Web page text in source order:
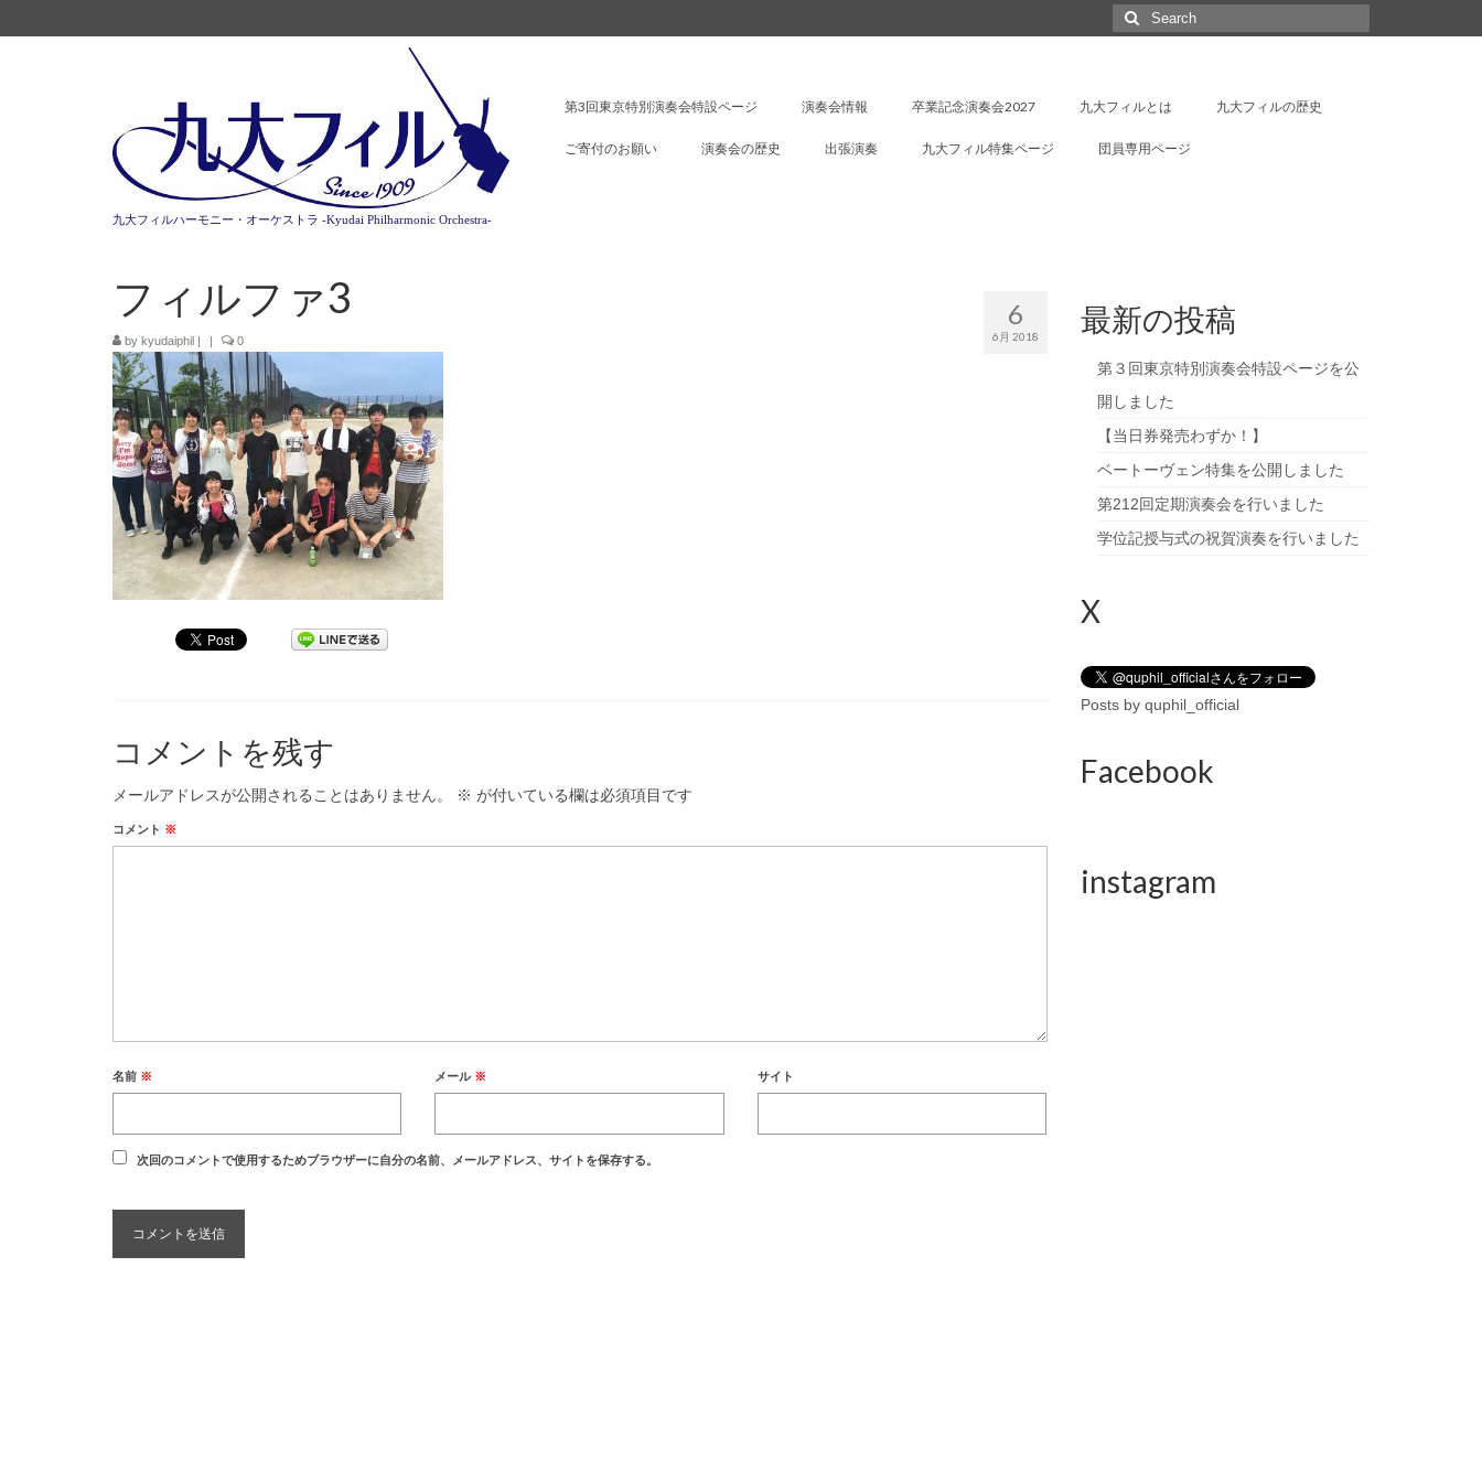
Search
for:
九大フィルハーモニー・オーケストラ -Kyudai Philharmonic Orchestra-
第3回東京特別演奏会特設ページ 演奏会情報 卒業記念演奏会2027 九大フィルとは 九大フィルの歴史
ご寄付のお願い 演奏会の歴史 出張演奏 九大フィル特集ページ 団員専用ページ
6
6月 2018
フィルファ3
by kyudaiphil | | 0
コメントを残す
メールアドレスが公開されることはありません。 ※ が付いている欄は必須項目です
コメント ※
名前 ※ メール ※ サイト
次回のコメントで使用するためブラウザーに自分の名前、メールアドレス、サイトを保存する。
最新の投稿
第３回東京特別演奏会特設ページを公
開しました
【当日券発売わずか！】
ベートーヴェン特集を公開しました
第212回定期演奏会を行いました
学位記授与式の祝賀演奏を行いました
X
Posts by quphil_official
Facebook
instagram